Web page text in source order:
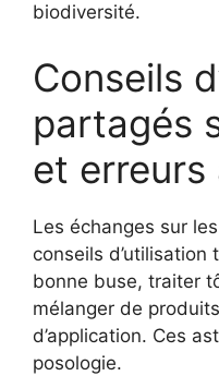
biodiversité.
Conseils
partagés
et erreurs
Les échanges sur les
conseils d’utilisation
bonne buse, traiter
mélanger de
d’application. Ces
posologie.